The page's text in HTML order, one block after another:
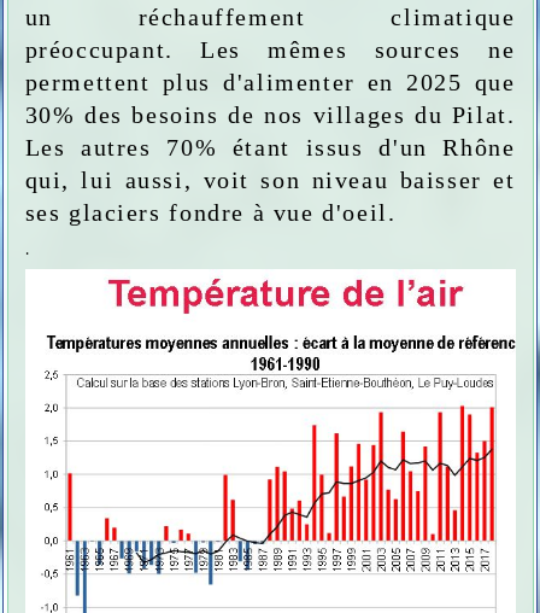
un réchauffement climatique
préoccupant. Les mêmes sources ne
permettent plus d'alimenter en 2025 que
30% des besoins de nos villages du Pilat.
Les autres 70% étant issus d'un Rhône
qui, lui aussi, voit son niveau baisser et
ses glaciers fondre à vue d'oeil.
.